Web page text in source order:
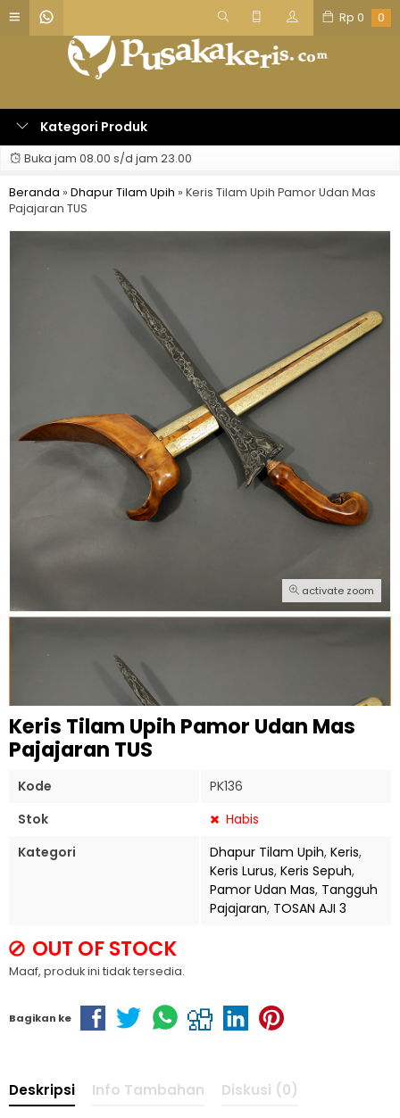
Rp 0 0
Kategori Produk
Buka jam 08.00 s/d jam 23.00
Beranda » Dhapur Tilam Upih » Keris Tilam Upih Pamor Udan Mas
Pajajaran TUS
activate zoom
Keris Tilam Upih Pamor Udan Mas
Pajajaran TUS
Kode
PK136
Stok
Habis
Kategori
Dhapur Tilam Upih, Keris,
Keris Lurus, Keris Sepuh,
Pamor Udan Mas, Tangguh
Pajajaran, TOSAN AJI 3
OUT OF STOCK
Maaf, produk ini tidak tersedia.
Bagikan ke
Deskripsi Info Tambahan Diskusi (0)